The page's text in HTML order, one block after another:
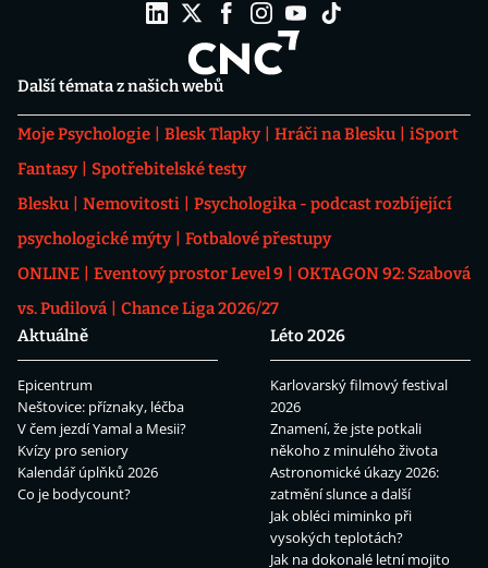
Další témata z našich webů
Moje Psychologie Blesk Tlapky Hráči na Blesku
iSport
Fantasy
Spotřebitelské testy
Blesku
Nemovitosti
Psychologika - podcast rozbíjející
psychologické mýty
Fotbalové přestupy
ONLINE
Eventový prostor Level 9
OKTAGON 92: Szabová
vs. Pudilová
Chance Liga 2026/27
Aktuálně
Epicentrum
Neštovice: příznaky, léčba
V čem jezdí Yamal a Mesii?
Kvízy pro seniory
Kalendář úplňků 2026
Co je bodycount?
Léto 2026
Karlovarský filmový festival
2026
Znamení, že jste potkali
někoho z minulého života
Astronomické úkazy 2026:
zatmění slunce a další
Jak obléci miminko při
vysokých teplotách?
Jak na dokonalé letní mojito